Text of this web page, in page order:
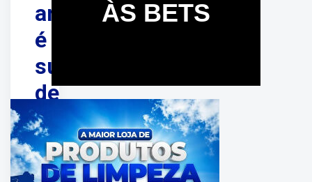
anos
é
suspeita
de
esfaquear
namorado
após
ÀS BETS